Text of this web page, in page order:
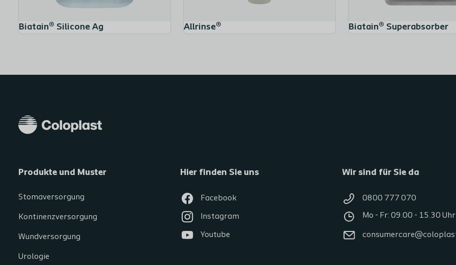
Biatain® Silicone Ag Allrinse® Biatain® Superabsorber
Produkte und Muster
Stomaversorgung
Kontinenzversorgung
Wundversorgung
Urologie
Hier finden Sie uns
Facebook
Instagram
Youtube
Wir sind für Sie da
0800 777 070
Mo - Fr: 09.00 - 15.30 Uhr